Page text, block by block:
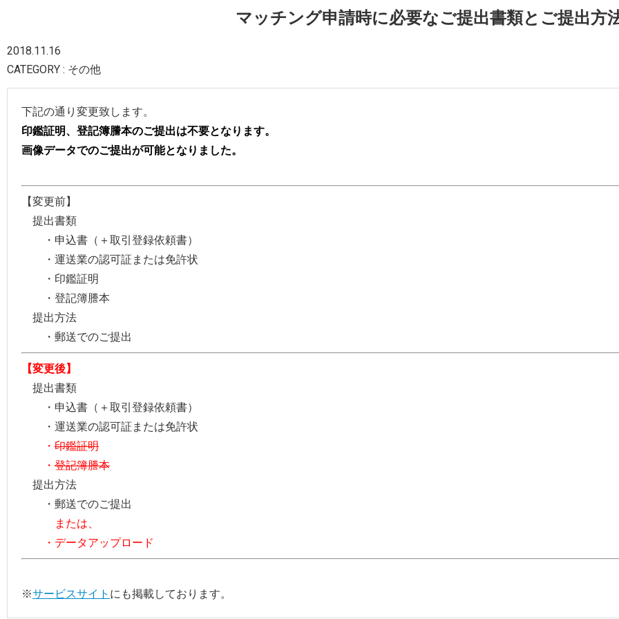
マッチング申請時に必要なご提出書類とご提出方
2018.11.16
CATEGORY : その他
下記の通り変更致します。
印鑑証明、登記簿謄本のご提出は不要となります。
画像データでのご提出が可能となりました。
【変更前】
提出書類
・申込書（＋取引登録依頼書）
・運送業の認可証または免許状
・印鑑証明
・登記簿謄本
提出方法
・郵送でのご提出
【変更後】
提出書類
・申込書（＋取引登録依頼書）
・運送業の認可証または免許状
・ 印鑑証明
・ 登記簿謄本
提出方法
・郵送でのご提出
または、
・データアップロード
※サービスサイト にも掲載しております。